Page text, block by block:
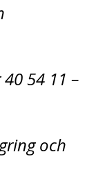
54 11 –
och